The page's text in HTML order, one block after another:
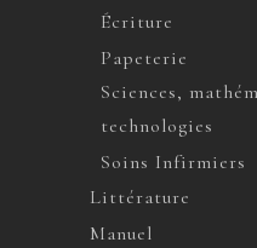
Écriture
Papeterie
Sciences,
technologies
Soins Infirmiers
Littérature
Manuel